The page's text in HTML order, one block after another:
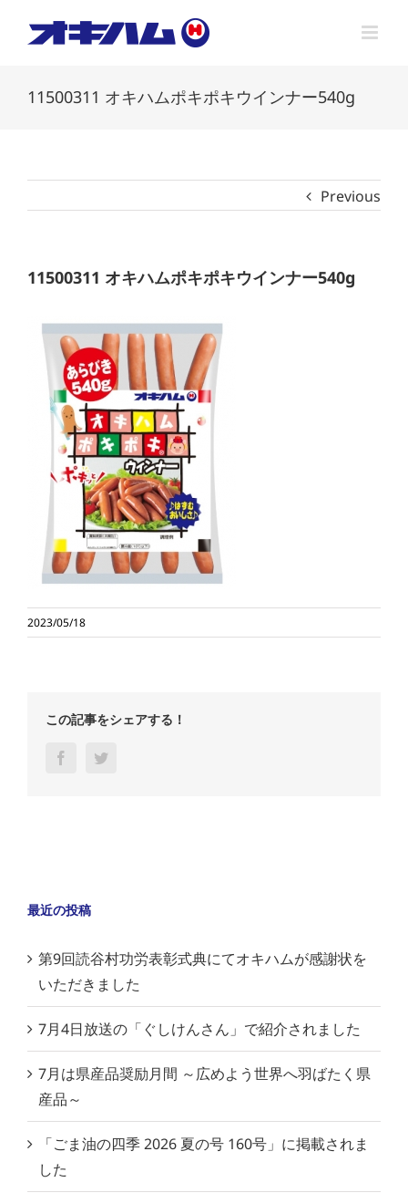
11500311 オキハムポキポキウインナー540g
Previous
11500311 オキハムポキポキウインナー540g
2023/05/18
この記事をシェアする！
Facebook
最近の投稿
第9回読谷村功労表彰式典にてオキハムが感謝状を
いただきました
7月4日放送の「ぐしけんさん」で紹介されました
7月は県産品奨励月間 ～広めよう世界へ羽ばたく県
産品～
「ごま油の四季 2026 夏の号 160号」に掲載されま
した